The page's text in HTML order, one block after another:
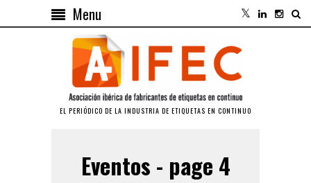
Menu
EL PERIÓDICO DE LA INDUSTRIA DE ETIQUETAS EN CONTINUO
Eventos - page 4